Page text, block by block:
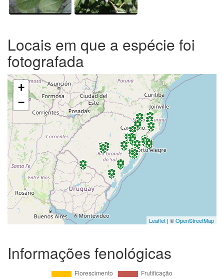
Locais em que a espécie foi
fotografada
+
−
Leaflet | ©OpenStreetMap
Informações fenológicas